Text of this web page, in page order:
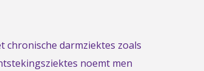
chronische darmziektes zoals
noemt men